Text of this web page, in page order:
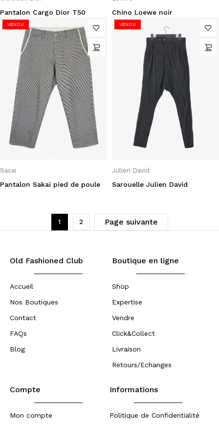
Pantalon Cargo Dior T50 Chino Loewe noir
VENDU
Sacai
Pantalon Sakai pied de poule
VENDU
Julien David
Sarouelle Julien David
1 2 Page suivante
Old Fashioned Club
Accueil
Nos Boutiques
Contact
FAQs
Blog
Boutique en ligne
Shop
Expertise
Vendre
Click&Collect
Livraison
Retours/Echanges
Compte
Mon compte
Informations
Politique de Confidentialité